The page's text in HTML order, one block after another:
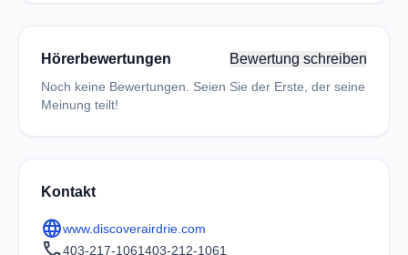
Hörerbewertungen Bewertung schreiben
Noch keine Bewertungen. Seien Sie der Erste, der seine
Meinung teilt!
Kontakt
languagewww.discoverairdrie.com
403-217-1061403-212-1061